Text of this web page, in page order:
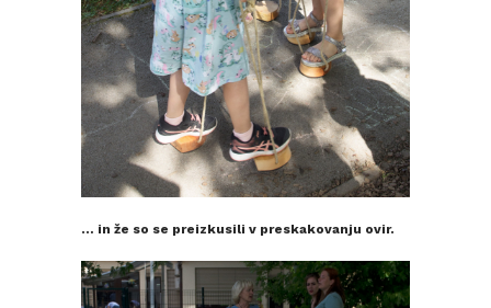
… in že so se preizkusili v preskakovanju ovir.